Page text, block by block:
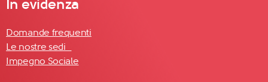
In evidenza
Domande frequenti
Le nostre sedi
Impegno Sociale